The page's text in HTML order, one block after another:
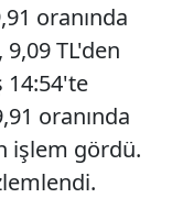
oranında
TL'den
14:54'te
oranında
işlem gördü.